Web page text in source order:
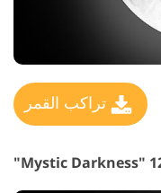
تراكب القمر